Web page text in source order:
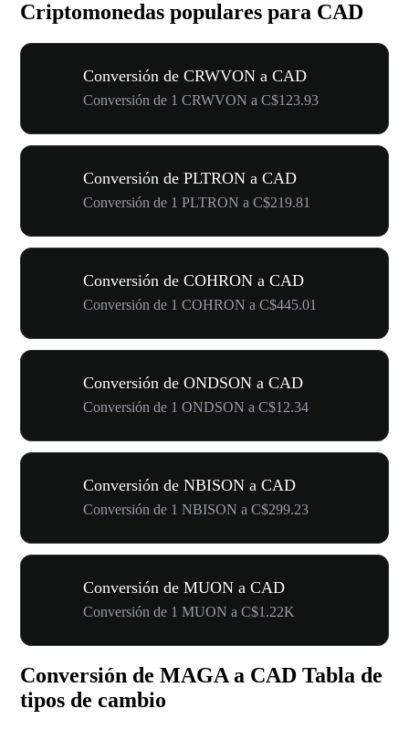
Criptomonedas populares para CAD
Conversión de CRWVON a CAD
Conversión de 1 CRWVON a C$123.93
Conversión de PLTRON a CAD
Conversión de 1 PLTRON a C$219.81
Conversión de COHRON a CAD
Conversión de 1 COHRON a C$445.01
Conversión de ONDSON a CAD
Conversión de 1 ONDSON a C$12.34
Conversión de NBISON a CAD
Conversión de 1 NBISON a C$299.23
Conversión de MUON a CAD
Conversión de 1 MUON a C$1.22K
Conversión de MAGA a CAD Tabla de
tipos de cambio